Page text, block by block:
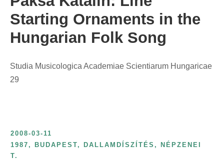
Starting Ornaments in the
Hungarian Folk Song
Studia Musicologica Academiae Scientiarum Hungaricae
29
2008-03-11
1987 , BUDAPEST, DALLAMDÍSZÍTÉS , NÉPZENEI
T.